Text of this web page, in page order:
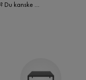
Du kanske är
du söker.